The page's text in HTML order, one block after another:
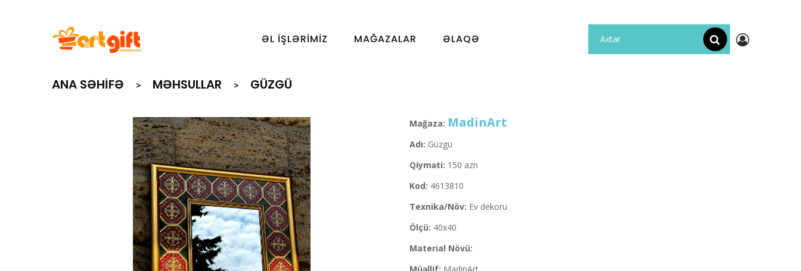
ƏL İŞLƏRIMIZ MAĞAZALAR ƏLAQƏ
ANA SƏHIFƏ MƏHSULLAR GÜZGÜ
Mağaza: MadinArt
Adı: Güzgü
Qiyməti: 150 azn
Kod: 4613810
Texnika/Növ: Ev dekoru
Ölçü: 40x40
Material Növü: